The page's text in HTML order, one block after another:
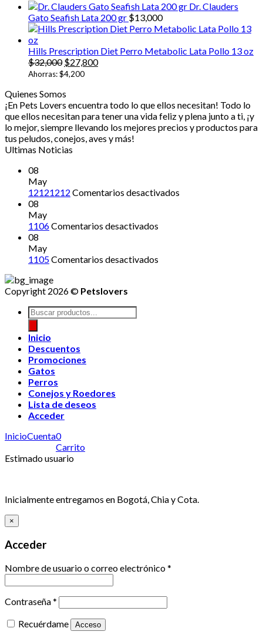
Dr. Clauders
Gato Seafish Lata 200 gr $13,000
Hills Prescription Diet Perro Metabolic Lata Pollo 13 oz
$32,000 El
precio
era:
$32,000.
$27,800El
$27,800.
Ahorras:$4,200
Quienes Somos
¡En Pets Lovers encuentra todo lo que ellos necesitan! Todo lo
que ellos necesitan para tener una vida feliz y plena junto a ti, ¡y
lo mejor, siempre llevando los mejores precios y productos para
tus peludos, conejos, aves y más!
Ultimas Noticias
08
May
12121212 Comentarios desactivados
08
May
1106Comentarios desactivados
08
May
1105Comentarios desactivados
Copyright 2026 © Petslovers
Búsqueda
de
productos
Inicio
Descuentos
Promociones
Gatos
Perros
Conejos y Roedores
Lista de deseos
Acceder
InicioCuenta0
Carrito
Estimado usuario
Inicialmente entregamos en Bogotá, Chia y Cota.
×
Acceder
Nombre de usuario o correo electrónico*
Contraseña*
Recuérdame
Acceso